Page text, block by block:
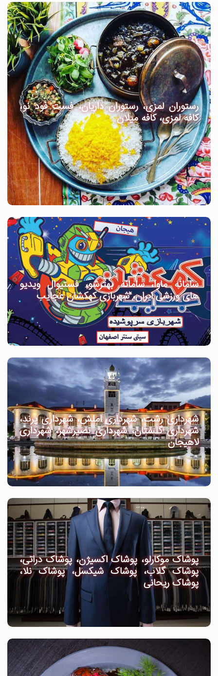
رستوران لمزی، رستوران داریان، فست فود نو،
کافه لمزی، کافه میلان
سامانه ماوا، سامانه بهترشو، فستیوال ویدیو
های ورزشی ایران، شهربازی کهکشان عجایب
شهرداری رشت، شهرداری املش، شهرداری پرند،
شهرداری گلستان، شهرداری نصیرشهر، شهرداری
لاهیجان
پوشاک موکارلو، پوشاک اکسیژن، پوشاک دراتی،
پوشاک گلاب، پوشاک شیکسل، پوشاک نلا،
پوشاک ریحانی